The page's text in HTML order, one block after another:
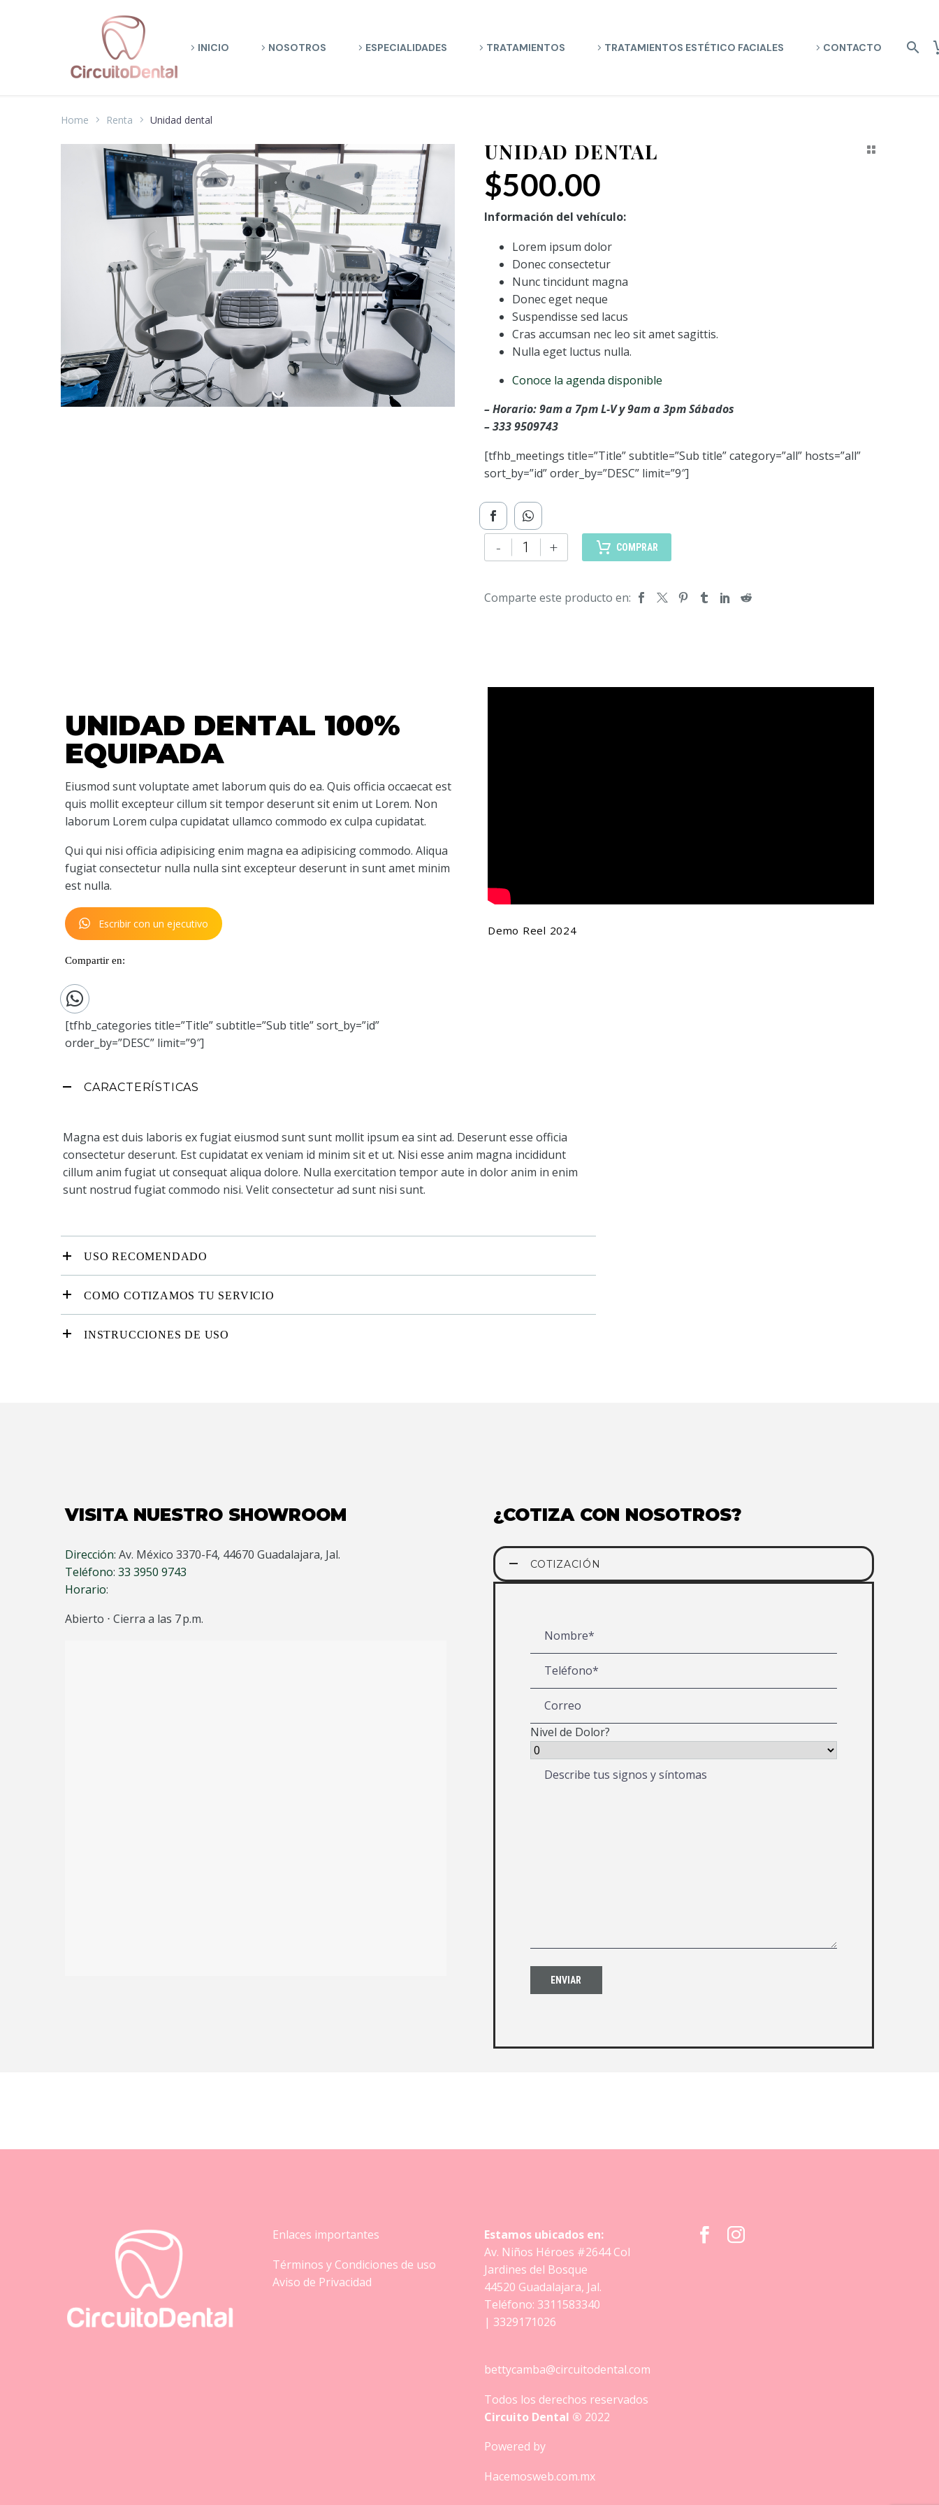
INICIO NOSOTROS ESPECIALIDADES TRATAMIENTOS TRATAMIENTOS ESTÉTICO FACIALES CONTACTO
Home Renta Unidad dental
UNIDAD DENTAL
$500.00
Información del vehículo:
Lorem ipsum dolor
Donec consectetur
Nunc tincidunt magna
Donec eget neque
Suspendisse sed lacus
Cras accumsan nec leo sit amet sagittis.
Nulla eget luctus nulla.
Conoce la agenda disponible
– Horario: 9am a 7pm L-V y 9am a 3pm Sábados
– 333 9509743
[tfhb_meetings title=”Title” subtitle=”Sub title” category=”all” hosts=”all”
sort_by=”id” order_by=”DESC” limit=”9″]
-
Unidad
dental
+ COMPRAR
Comparte este producto en:
UNIDAD DENTAL 100%
EQUIPADA
Eiusmod sunt voluptate amet laborum quis do ea. Quis officia occaecat est
quis mollit excepteur cillum sit tempor deserunt sit enim ut Lorem. Non
laborum Lorem culpa cupidatat ullamco commodo ex culpa cupidatat.
Qui qui nisi officia adipisicing enim magna ea adipisicing commodo. Aliqua
fugiat consectetur nulla nulla sint excepteur deserunt in sunt amet minim
est nulla.
Escribir con un ejecutivo
Compartir en:
[tfhb_categories title=”Title” subtitle=”Sub title” sort_by=”id”
order_by=”DESC” limit=”9″]
Demo Reel 2024
CARACTERÍSTICAS
Magna est duis laboris ex fugiat eiusmod sunt sunt mollit ipsum ea sint ad. Deserunt esse officia
consectetur deserunt. Est cupidatat ex veniam id minim sit et ut. Nisi esse anim magna incididunt
cillum anim fugiat ut consequat aliqua dolore. Nulla exercitation tempor aute in dolor anim in enim
sunt nostrud fugiat commodo nisi. Velit consectetur ad sunt nisi sunt.
USO RECOMENDADO
COMO COTIZAMOS TU SERVICIO
INSTRUCCIONES DE USO
VISITA NUESTRO SHOWROOM
Dirección: Av. México 3370-F4, 44670 Guadalajara, Jal.
Teléfono: 33 3950 9743
Horario:
Abierto ⋅ Cierra a las 7 p.m.
¿COTIZA CON NOSOTROS?
COTIZACIÓN
Nivel de Dolor?
Enlaces importantes
Términos y Condiciones de uso
Aviso de Privacidad
Estamos ubicados en:
Av. Niños Héroes #2644 Col
Jardines del Bosque
44520 Guadalajara, Jal.
Teléfono: 3311583340
| 3329171026
bettycamba@circuitodental.com
Todos los derechos reservados
Circuito Dental ® 2022
Powered by
Hacemosweb.com.mx